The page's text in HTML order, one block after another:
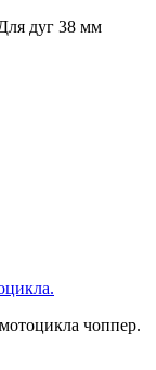
дуг 38 мм
чоппер.